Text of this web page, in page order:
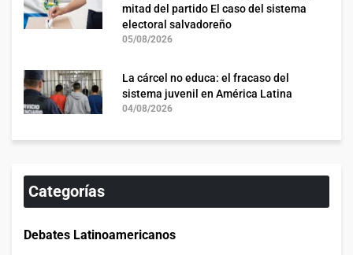
mitad del partido El caso del sistema
electoral salvadoreño
05/08/2026
La cárcel no educa: el fracaso del
sistema juvenil en América Latina
04/08/2026
Categorías
Debates Latinoamericanos